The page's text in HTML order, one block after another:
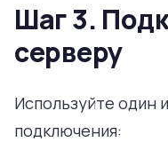
Шаг 3.
серверу
Используйте один
подключения: